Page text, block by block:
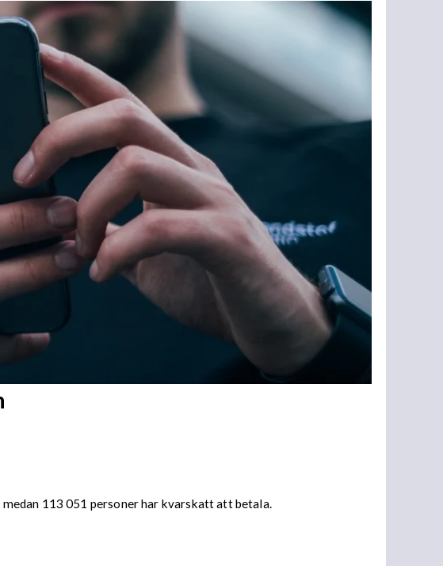
113 051 personer har kvarskatt att betala.